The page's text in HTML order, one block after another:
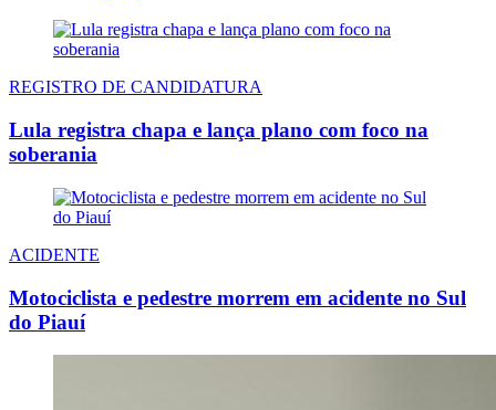
REGISTRO DE CANDIDATURA
Lula registra chapa e lança plano com foco na
soberania
ACIDENTE
Motociclista e pedestre morrem em acidente no Sul
do Piauí